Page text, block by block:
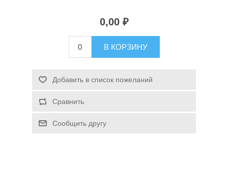
Спасательные средства
0,00 ₽
В КОРЗИНУ
Добавить в список пожеланий
Сравнить
Сообщить другу